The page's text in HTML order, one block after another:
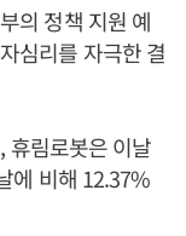
의 정책 지원 예
심리를 자극한 결
휴림로봇은 이날
에 비해 12.37%